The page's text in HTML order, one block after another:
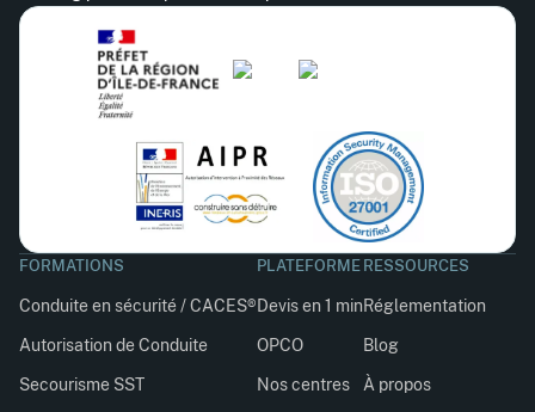
FORMATIONS
Conduite en sécurité / CACES®
Autorisation de Conduite
Secourisme SST
PLATEFORME
Devis en 1 min
OPCO
Nos centres
RESSOURCES
Réglementation
Blog
À propos